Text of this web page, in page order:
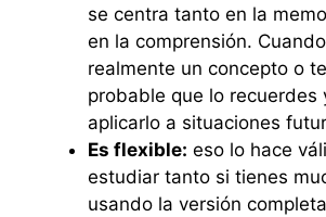
se centra tanto en la
en la comprensión.
realmente un concepto o
probable que lo recuerdes
aplicarlo a situaciones
Es flexible: eso lo hace
estudiar tanto si tienes
usando la versión